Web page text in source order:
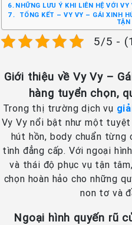
NHỮNG LƯU Ý KHI LIÊN HỆ VỚI
TỔNG KẾT – VY VY – GÁI XINH
5/5 -
Giới thiệu về Vy Vy –
hàng tuyển chọn,
Trong thị trường dịch vụ
Vy Vy nổi bật như một
hút hồn, body chuẩn từng
tình đẳng cấp. Với ngoại
và thái độ phục vụ tận
chọn hoàn hảo cho những
non tơ và
Ngoại hình quyến rũ